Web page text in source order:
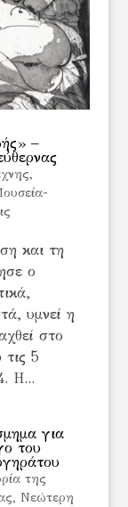
–
,
και τη
ο
υμνεί η
στο
5
Η...
για
του
της
, Νεώτερη